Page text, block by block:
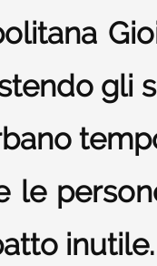
gli
le
inutile.